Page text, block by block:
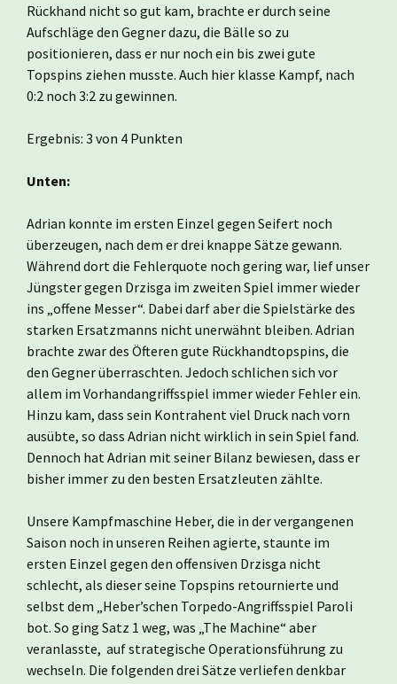
Rückhand nicht so gut kam, brachte er durch seine
Aufschläge den Gegner dazu, die Bälle so zu
positionieren, dass er nur noch ein bis zwei gute
Topspins ziehen musste. Auch hier klasse Kampf, nach
0:2 noch 3:2 zu gewinnen.
Ergebnis: 3 von 4 Punkten
Unten:
Adrian konnte im ersten Einzel gegen Seifert noch
überzeugen, nach dem er drei knappe Sätze gewann.
Während dort die Fehlerquote noch gering war, lief unser
Jüngster gegen Drzisga im zweiten Spiel immer wieder
ins „offene Messer“. Dabei darf aber die Spielstärke des
starken Ersatzmanns nicht unerwähnt bleiben. Adrian
brachte zwar des Öfteren gute Rückhandtopspins, die
den Gegner überraschten. Jedoch schlichen sich vor
allem im Vorhandangriffsspiel immer wieder Fehler ein.
Hinzu kam, dass sein Kontrahent viel Druck nach vorn
ausübte, so dass Adrian nicht wirklich in sein Spiel fand.
Dennoch hat Adrian mit seiner Bilanz bewiesen, dass er
bisher immer zu den besten Ersatzleuten zählte.
Unsere Kampfmaschine Heber, die in der vergangenen
Saison noch in unseren Reihen agierte, staunte im
ersten Einzel gegen den offensiven Drzisga nicht
schlecht, als dieser seine Topspins retournierte und
selbst dem „Heber’schen Torpedo-Angriffsspiel Paroli
bot. So ging Satz 1 weg, was „The Machine“ aber
veranlasste, auf strategische Operationsführung zu
wechseln. Die folgenden drei Sätze verliefen denkbar